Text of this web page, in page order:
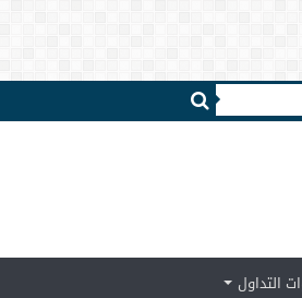
التداول